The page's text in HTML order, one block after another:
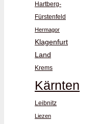
Hartberg-
Fürstenfeld
Hermagor
Klagenfurt
Land
Krems
Kärnten
Leibnitz
Liezen